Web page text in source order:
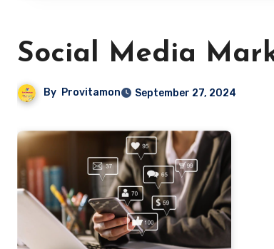
Social Media
By Provitamon September 27, 2024